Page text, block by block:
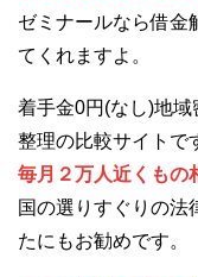
ゼミナールなら借金
てくれますよ。
着手金0円(なし)地
整理の比較サイトで
毎月２万人近くもの
国の選りすぐりの法
たにもお勧めです。